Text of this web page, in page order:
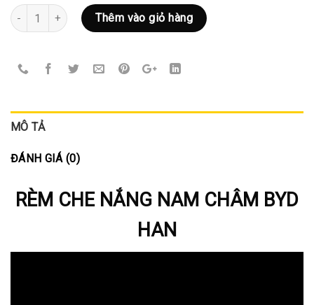
Số lượng Thêm vào giỏ hàng
MÔ TẢ
ĐÁNH GIÁ (0)
RÈM CHE NẮNG NAM CHÂM BYD
HAN